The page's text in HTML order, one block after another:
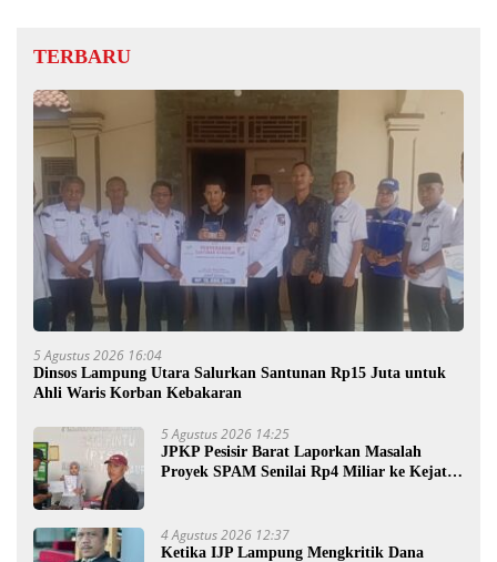
TERBARU
5 Agustus 2026 16:04
Dinsos Lampung Utara Salurkan Santunan Rp15 Juta untuk
Ahli Waris Korban Kebakaran
5 Agustus 2026 14:25
JPKP Pesisir Barat Laporkan Masalah
Proyek SPAM Senilai Rp4 Miliar ke Kejati
4 Agustus 2026 12:37
Ketika IJP Lampung Mengkritik Dana